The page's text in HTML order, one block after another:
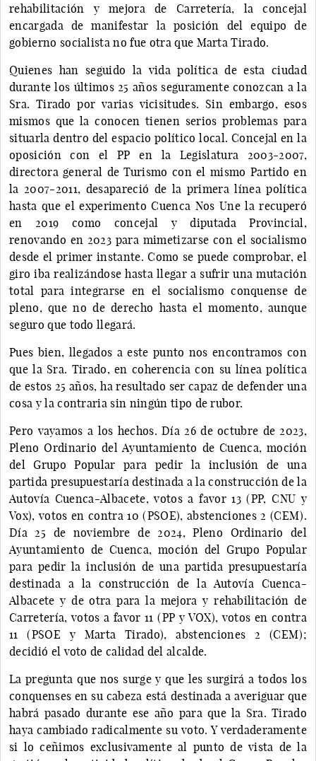
rehabilitación y mejora de Carretería, la concejal
encargada de manifestar la posición del equipo de
gobierno socialista no fue otra que Marta Tirado.
Quienes han seguido la vida política de esta ciudad
durante los últimos 25 años seguramente conozcan a la
Sra. Tirado por varias vicisitudes. Sin embargo, esos
mismos que la conocen tienen serios problemas para
situarla dentro del espacio político local. Concejal en la
oposición con el PP en la Legislatura 2003-2007,
directora general de Turismo con el mismo Partido en
la 2007-2011, desapareció de la primera línea política
hasta que el experimento Cuenca Nos Une la recuperó
en 2019 como concejal y diputada Provincial,
renovando en 2023 para mimetizarse con el socialismo
desde el primer instante. Como se puede comprobar, el
giro iba realizándose hasta llegar a sufrir una mutación
total para integrarse en el socialismo conquense de
pleno, que no de derecho hasta el momento, aunque
seguro que todo llegará.
Pues bien, llegados a este punto nos encontramos con
que la Sra. Tirado, en coherencia con su línea política
de estos 25 años, ha resultado ser capaz de defender una
cosa y la contraria sin ningún tipo de rubor.
Pero vayamos a los hechos. Día 26 de octubre de 2023,
Pleno Ordinario del Ayuntamiento de Cuenca, moción
del Grupo Popular para pedir la inclusión de una
partida presupuestaría destinada a la construcción de la
Autovía Cuenca-Albacete, votos a favor 13 (PP, CNU y
Vox), votos en contra 10 (PSOE), abstenciones 2 (CEM).
Día 25 de noviembre de 2024, Pleno Ordinario del
Ayuntamiento de Cuenca, moción del Grupo Popular
para pedir la inclusión de una partida presupuestaría
destinada a la construcción de la Autovía Cuenca-
Albacete y de otra para la mejora y rehabilitación de
Carretería, votos a favor 11 (PP y VOX), votos en contra
11 (PSOE y Marta Tirado), abstenciones 2 (CEM);
decidió el voto de calidad del alcalde.
La pregunta que nos surge y que les surgirá a todos los
conquenses en su cabeza está destinada a averiguar que
habrá pasado durante ese año para que la Sra. Tirado
haya cambiado radicalmente su voto. Y verdaderamente
si lo ceñimos exclusivamente al punto de vista de la